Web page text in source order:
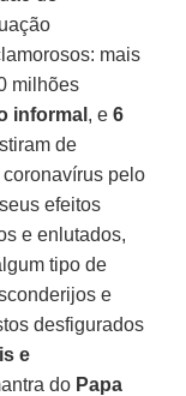
mais
milhões
informal , e6
de
pelo
efeitos
e enlutados,
tipo de
e
desfigurados
e
do Papa